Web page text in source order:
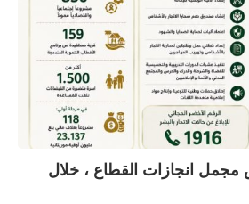
مجمل انجازات القطاع ، خلال